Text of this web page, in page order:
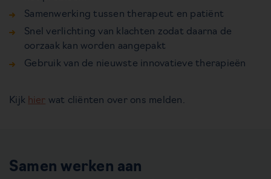
Samenwerking tussen therapeut en patiënt
Snel verlichting van klachten zodat daarna de
oorzaak kan worden aangepakt
Gebruik van de nieuwste innovatieve therapieën
Kijk hier wat cliënten over ons melden.
Samen werken aan